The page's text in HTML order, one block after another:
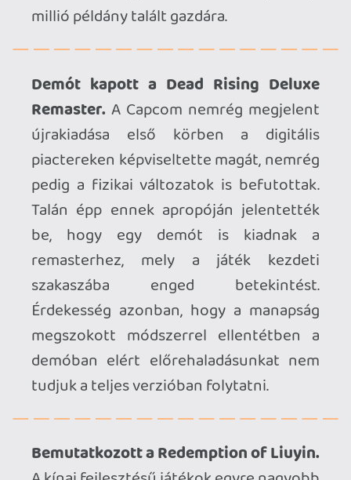
teret hódítanak az utóbbi időben, elég
csak a nyáron megjelent Black Myth:
Wukongra gondolni. A fantasy akció
körítést használja a KingnaGame frissen
bejelentett alkotása is, mely az ígéretek
szerint több különböző befejezéssel fog
rendelkezni, a harcrendszer terén pedig a
napjainkban népszerű, kitérésre és
hárításra építő összecsapásokat ígér.
Pontos megjelenési dátum egyelőre
nincs, a tervek szerint 2025-ben
érkezhet PC-re, PS5-re és Xbox Series-re.